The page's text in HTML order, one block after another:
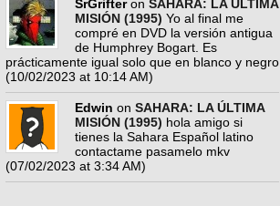
SrGrifteron SAHARA: LA ÚLTIMA
MISIÓN (1995) Yo al final me
compré en DVD la versión antigua
de Humphrey Bogart. Es
prácticamente igual solo que en blanco y negro
(10/02/2023 at 10:14 AM)
Edwin on SAHARA: LA ÚLTIMA
MISIÓN (1995) hola amigo si
tienes la Sahara Español latino
contactame pasamelo mkv
(07/02/2023 at 3:34 AM)